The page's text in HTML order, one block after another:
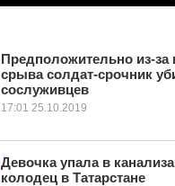
СТАТЬИ
ЭКОНОМИКА
Предположительно из-за
срыва солдат-срочник
сослуживцев
17:01 25.10.2019
Девочка упала в
колодец в Татарстане